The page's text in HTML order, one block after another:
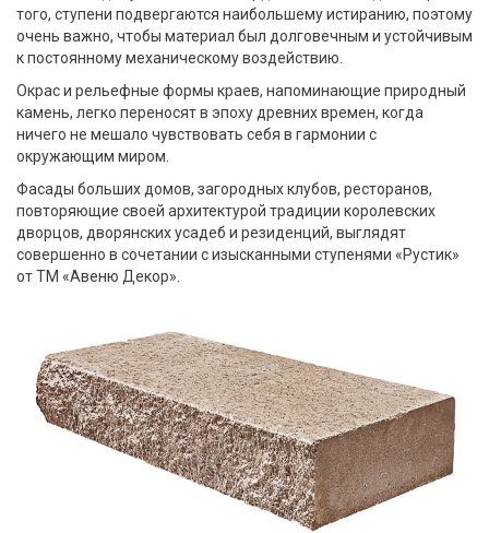
того, ступени подвергаются наибольшему истиранию, поэтому
очень важно, чтобы материал был долговечным и устойчивым
к постоянному механическому воздействию.
Окрас и рельефные формы краев, напоминающие природный
камень, легко переносят в эпоху древних времен, когда
ничего не мешало чувствовать себя в гармонии с
окружающим миром.
Фасады больших домов, загородных клубов, ресторанов,
повторяющие своей архитектурой традиции королевских
дворцов, дворянских усадеб и резиденций, выглядят
совершенно в сочетании с изысканными ступенями «Рустик»
от ТМ «Авеню Декор».